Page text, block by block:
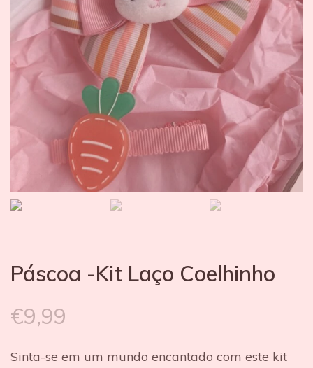
Páscoa -Kit Laço Coelhinho
€9,99
Sinta-se em um mundo encantado com este kit